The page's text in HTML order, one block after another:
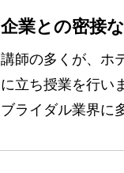
企業との密接
講師の多くが、ホ
に立ち授業を行い
ブライダル業界に